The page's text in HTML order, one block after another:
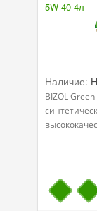
Наличие:
BIZOL